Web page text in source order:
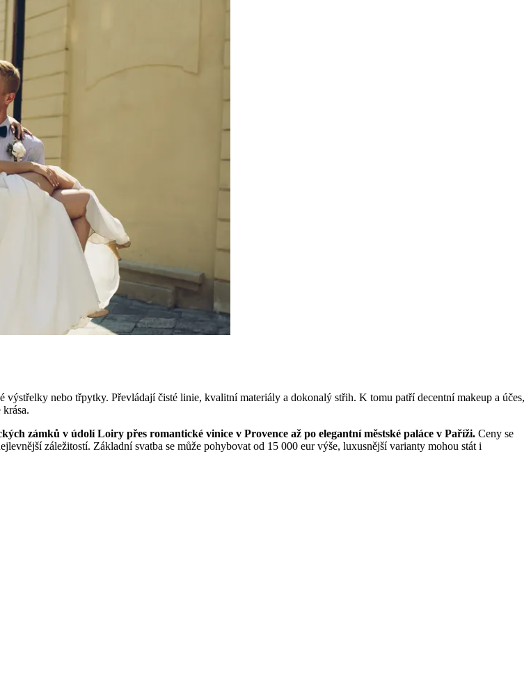
výstřelky nebo třpytky. Převládají čisté linie, kvalitní materiály a dokonalý střih. K tomu patří decentní makeup a účes,
zámků v údolí Loiry přes romantické vinice v Provence až po elegantní městské paláce v Paříži. Ceny se
záležitostí. Základní svatba se může pohybovat od 15 000 eur výše, luxusnější varianty mohou stát i